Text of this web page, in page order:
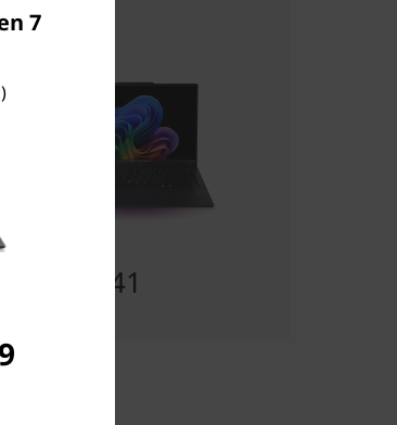
มต้นที่
฿65,829.41
7